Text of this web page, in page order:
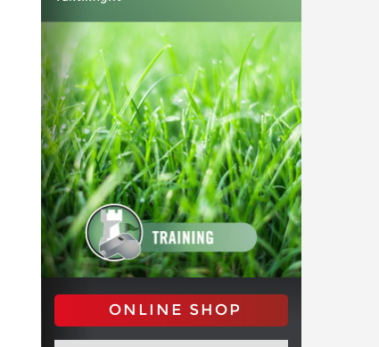
ONLINE SHOP